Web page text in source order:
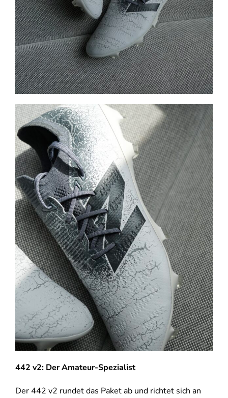
442 v2: Der Amateur-Spezialist
Der 442 v2 rundet das Paket ab und richtet sich an